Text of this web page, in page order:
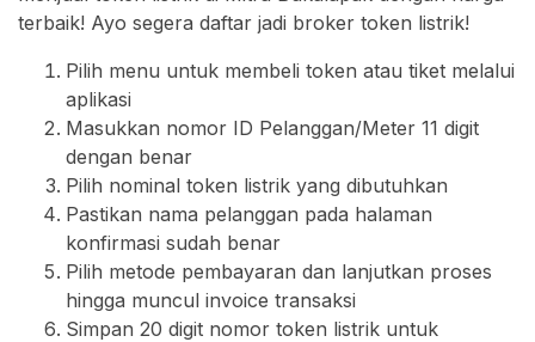
terbaik! Ayo segera daftar jadi broker token listrik!
Pilih menu untuk membeli token atau tiket melalui
aplikasi
Masukkan nomor ID Pelanggan/Meter 11 digit
dengan benar
Pilih nominal token listrik yang dibutuhkan
Pastikan nama pelanggan pada halaman
konfirmasi sudah benar
Pilih metode pembayaran dan lanjutkan proses
hingga muncul invoice transaksi
Simpan 20 digit nomor token listrik untuk